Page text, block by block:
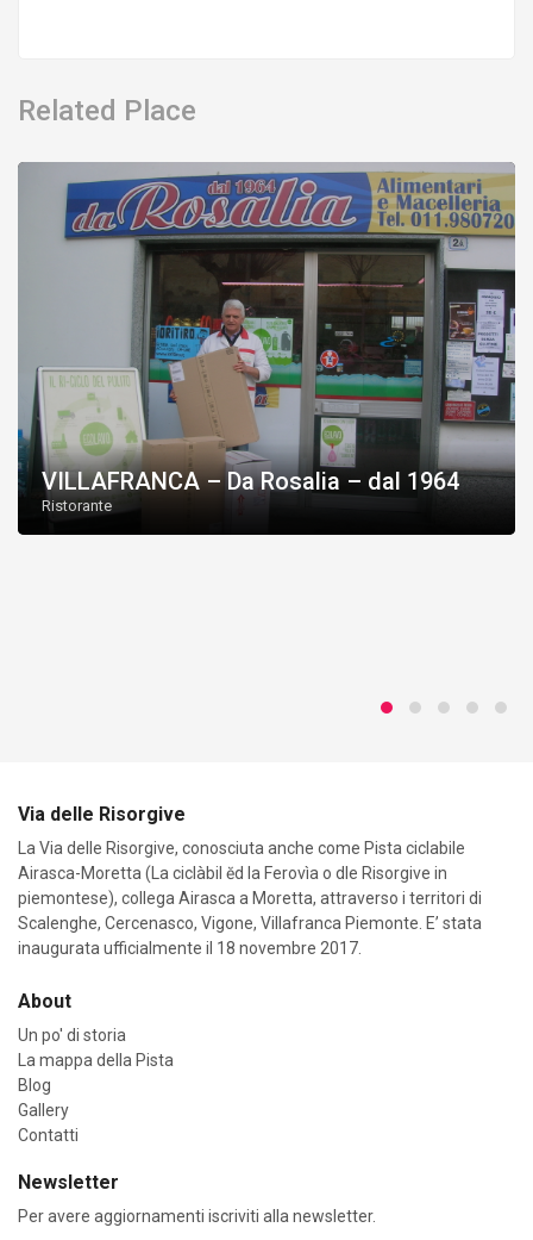
Related Place
VILLAFRANCA – Da Rosalia – dal 1964
Ristorante
Via delle Risorgive
La Via delle Risorgive, conosciuta anche come Pista ciclabile
Airasca-Moretta (La ciclàbil ĕd la Ferovìa o dle Risorgive in
piemontese), collega Airasca a Moretta, attraverso i territori di
Scalenghe, Cercenasco, Vigone, Villafranca Piemonte. E’ stata
inaugurata ufficialmente il 18 novembre 2017.
About
Un po' di storia
La mappa della Pista
Blog
Gallery
Contatti
Newsletter
Per avere aggiornamenti iscriviti alla newsletter.